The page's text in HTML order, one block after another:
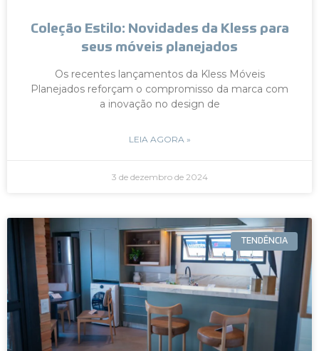
Coleção Estilo: Novidades da Kless para
seus móveis planejados
Os recentes lançamentos da Kless Móveis
Planejados reforçam o compromisso da marca com
a inovação no design de
LEIA AGORA »
3 de dezembro de 2024
TENDÊNCIA